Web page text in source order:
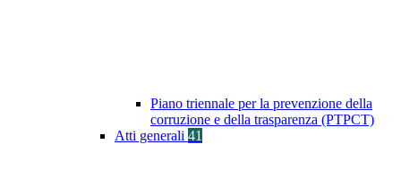
Piano triennale per la prevenzione della
corruzione e della trasparenza (PTPCT)
Atti generali 41